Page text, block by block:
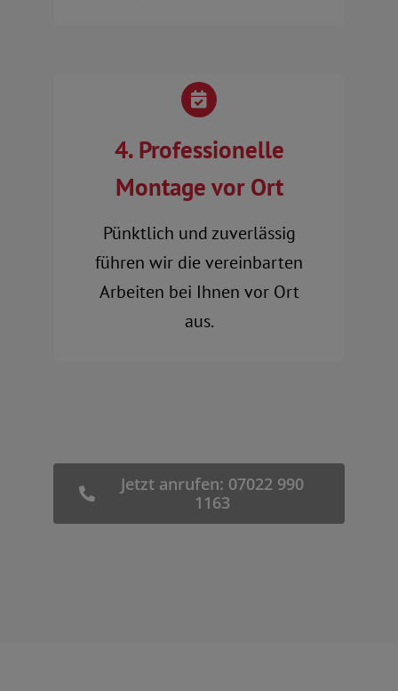
4. Professionelle
Montage vor Ort
Pünktlich und zuverlässig
führen wir die vereinbarten
Arbeiten bei Ihnen vor Ort
aus.
Jetzt anrufen: 07022 990
1163